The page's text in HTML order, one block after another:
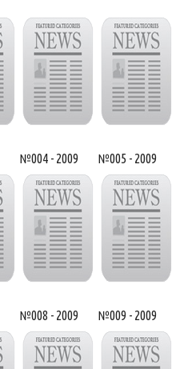
№004 - 2009 №005 - 2009
№008 - 2009 №009 - 2009